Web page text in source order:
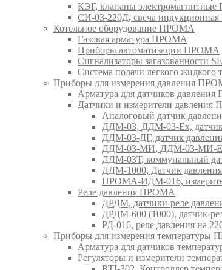
КЭГ, клапаны
СИ-03-220Д, свеча
Котельное оборудование ПРОМА
Газовая арматура ПРОМА
Приборы автоматизации ПРОМА
Сигнализаторы загазованности
Система подачи легкого
Приборы для измерения давления
Арматура для датчиков
Датчики и измерители
Аналоговый датчик
ДДМ-03, ДДМ-03-Ех,
ДДМ-03-ДГ, датчик
ДДМ-03-МИ, ДДМ-03-МИ-Ех,
ДДМ-03Т, коммунальный
ДДМ-1000, Датчик
ПРОМА-ИДМ-016,
Реле давления ПРОМА
ДРДМ, датчики-реле
ДРДМ-600 (1000), датчик-
РД-016, реле давления на
Приборы для измерения температуры
Арматура для датчиков
Регуляторы и измерители